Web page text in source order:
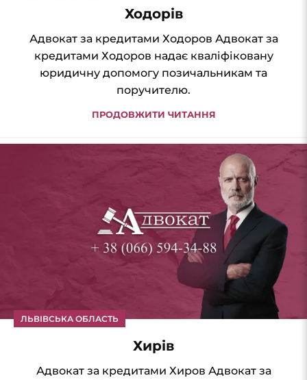
Ходорів
Адвокат за кредитами Ходоров Адвокат за
кредитами Ходоров надає кваліфіковану
юридичну допомогу позичальникам та
поручителю.
ПРОДОВЖИТИ ЧИТАННЯ
ЛЬВІВСЬКА ОБЛАСТЬ
Хирів
Адвокат за кредитами Хиров Адвокат за